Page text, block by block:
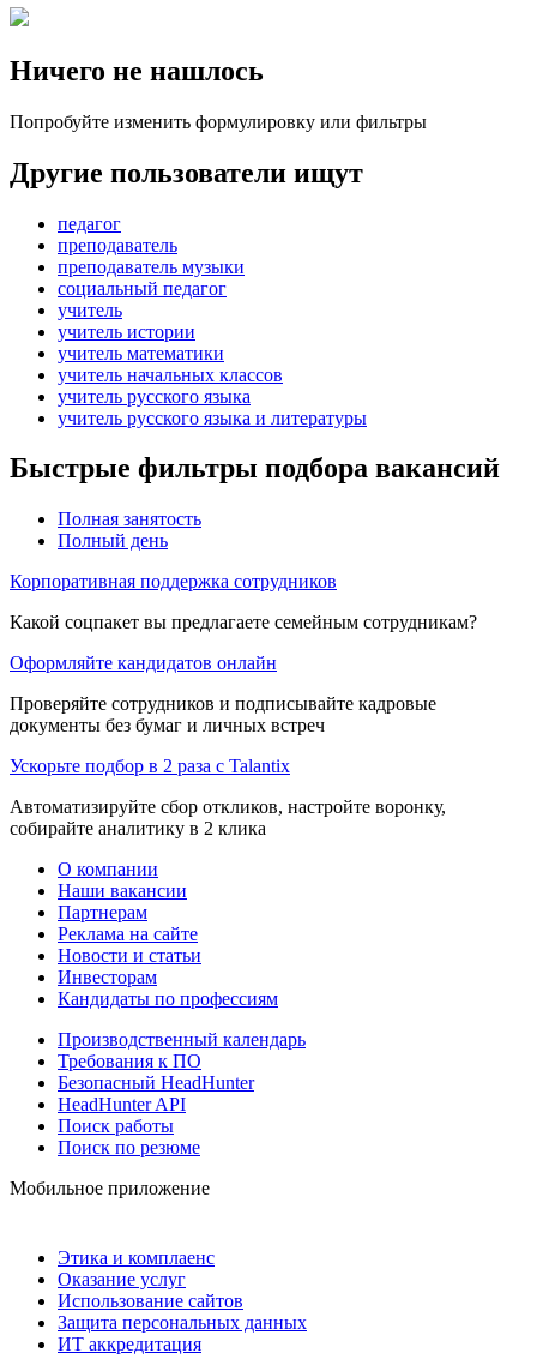
Ничего не нашлось
Попробуйте изменить формулировку или фильтры
Другие пользователи ищут
педагог
преподаватель
преподаватель музыки
социальный педагог
учитель
учитель истории
учитель математики
учитель начальных классов
учитель русского языка
учитель русского языка и литературы
Быстрые фильтры подбора вакансий
Полная занятость
Полный день
Корпоративная поддержка сотрудников
Какой соцпакет вы предлагаете семейным сотрудникам?
Оформляйте кандидатов онлайн
Проверяйте сотрудников и подписывайте кадровые
документы без бумаг и личных встреч
Ускорьте подбор в 2 раза с Talantix
Автоматизируйте сбор откликов, настройте воронку,
собирайте аналитику в 2 клика
О компании
Наши вакансии
Партнерам
Реклама на сайте
Новости и статьи
Инвесторам
Кандидаты по профессиям
Производственный календарь
Требования к ПО
Безопасный HeadHunter
HeadHunter API
Поиск работы
Поиск по резюме
Мобильное приложение
Этика и комплаенс
Оказание услуг
Использование сайтов
Защита персональных данных
ИТ аккредитация